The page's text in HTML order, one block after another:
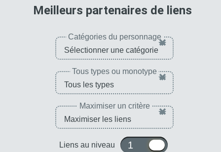
Meilleurs partenaires de liens
Catégories du personnage×
Tous types ou monotype ×
Maximiser un critère ×
Liens au niveau 1 ou 10